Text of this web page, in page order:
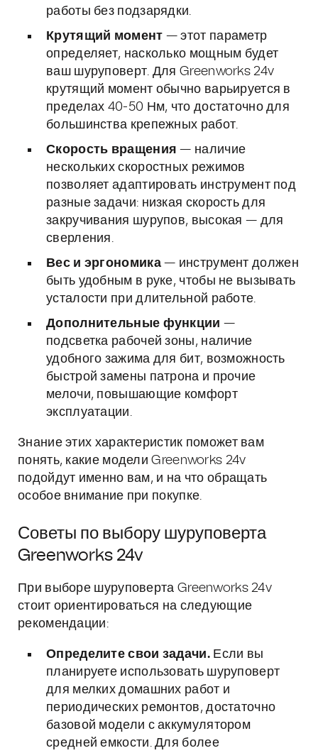
работы без подзарядки.
Крутящий момент — этот параметр
определяет, насколько мощным будет
ваш шуруповерт. Для Greenworks 24v
крутящий момент обычно варьируется в
пределах 40-50 Нм, что достаточно для
большинства крепежных работ.
Скорость вращения — наличие
нескольких скоростных режимов
позволяет адаптировать инструмент под
разные задачи: низкая скорость для
закручивания шурупов, высокая — для
сверления.
Вес и эргономика— инструмент должен
быть удобным в руке, чтобы не вызывать
усталости при длительной работе.
Дополнительные функции —
подсветка рабочей зоны, наличие
удобного зажима для бит, возможность
быстрой замены патрона и прочие
мелочи, повышающие комфорт
эксплуатации.
Знание этих характеристик поможет вам
понять, какие модели Greenworks 24v
подойдут именно вам, и на что обращать
особое внимание при покупке.
Советы по выбору шуруповерта
Greenworks 24v
При выборе шуруповерта Greenworks 24v
стоит ориентироваться на следующие
рекомендации:
Определите свои задачи.Если вы
планируете использовать шуруповерт
для мелких домашних работ и
периодических ремонтов, достаточно
базовой модели с аккумулятором
средней емкости. Для более